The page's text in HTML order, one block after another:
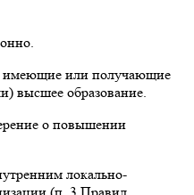
имеющие или получающие
высшее образование.
о повышении
локально-